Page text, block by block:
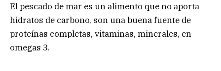
El pescado de mar es un alimento que no aporta
hidratos de carbono, son una buena fuente de
proteínas completas, vitaminas, minerales, en
omegas 3.